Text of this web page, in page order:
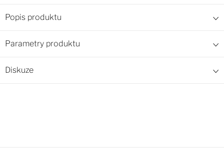
Popis produktu
Parametry produktu
Diskuze